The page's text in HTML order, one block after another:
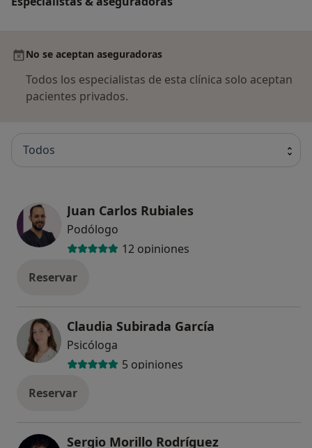
No se aceptan aseguradoras
Todos los especialistas de esta clínica solo aceptan
pacientes privados.
Todos
Juan Carlos Rubiales
Podólogo
12 opiniones
Reservar
Claudia Subirada García
Psicóloga
5 opiniones
Reservar
Sergio Morillo Rodríguez